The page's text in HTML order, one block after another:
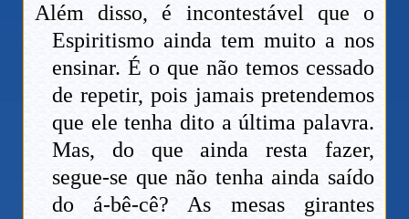
Além disso, é incontestável que o
Espiritismo ainda tem muito a nos
ensinar. É o que não temos cessado
de repetir, pois jamais pretendemos
que ele tenha dito a última palavra.
Mas, do que ainda resta fazer,
segue-se que não tenha ainda saído
do á-bê-cê? As mesas girantes